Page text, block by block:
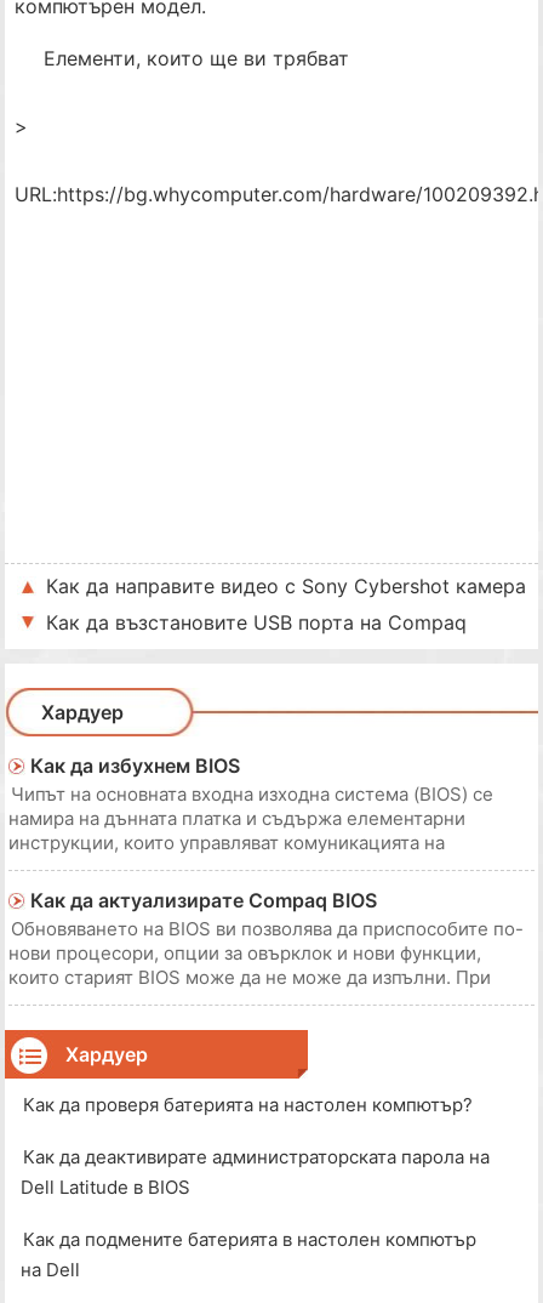
компютърен модел.
Елементи, които ще ви трябват
>
URL:https://bg.whycomputer.com/hardware/
Как да направите видео с Sony Cybershot камера
Как да възстановите USB порта на Compaq
Хардуер
Как да избухнем BIOS
Чипът на основната входна изходна система (BIOS) се
намира на дънната платка и съдържа елементарни
инструкции, които управляват комуникацията на
компютъра със собствения си хардуер и други
инсталирани устройства. Ако искате да добавите
допълнителна функция към компютъра си, като например
поддръжка з
Как да актуализирате Compaq BIOS
Обновяването на BIOS ви позволява да приспособите по-
нови процесори, опции за овърклок и нови функции,
които старият BIOS може да не може да изпълни. При
нормални обстоятелства не е добра идея да влезете в
BIOS, освен ако не владеете компютърните технологии.
BIOS притежава всички хардуерни конфигура
Хардуер
Как да проверя батерията на настолен компютър?
Как да деактивирате администраторската парола на
Dell Latitude в BIOS
Как да подмените батерията в настолен компютър
на Dell